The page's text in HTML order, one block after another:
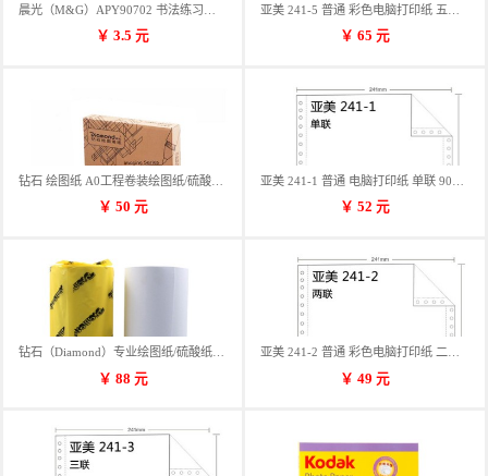
￥ 3.5元 ￥ 65元
钻石 绘图纸 A0工程卷装绘图纸/硫酸纸 50m卷装 914*50MM/卷
￥ 50 元 ￥ 52元
钻石（Diamond）专业绘图纸/硫酸纸 临摹纸 73g A4 297mm*70m 单卷装
￥ 88 元
亚美 241-2 普通 彩色电脑打印纸 二联 900张/箱 蓝包装 三等份
￥ 49元